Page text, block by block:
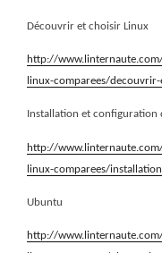
Découvrir et choisir Linux
http://
linux-comparees/
Installation et configuration
http://
linux-comparees/
Ubuntu
http://